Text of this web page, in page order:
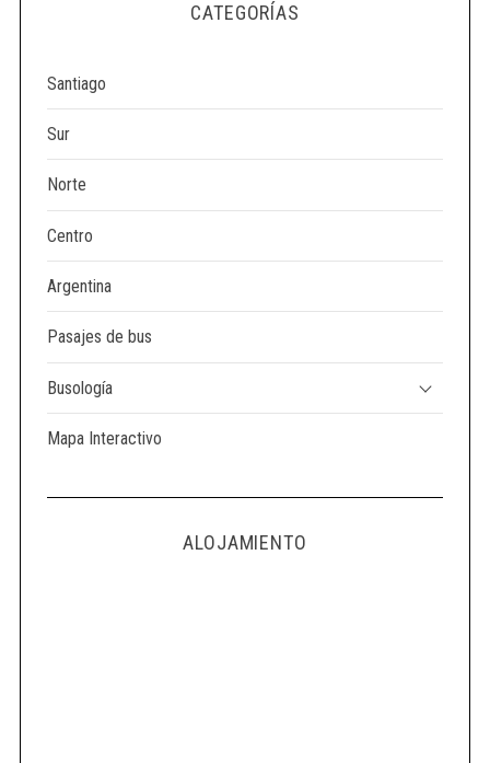
CATEGORÍAS
Santiago
Sur
Norte
Centro
Argentina
Pasajes de bus
Busología
Mapa Interactivo
ALOJAMIENTO
c
h